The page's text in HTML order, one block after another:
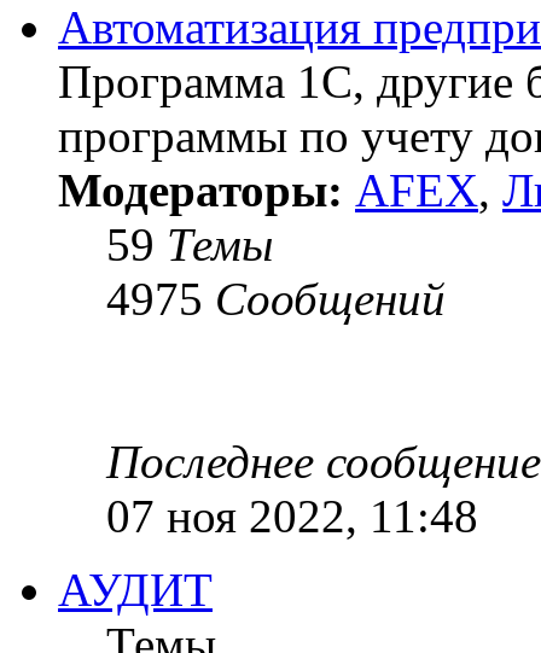
Автоматизация
Программа 1С, другие
программы по учету
Модераторы: AFEX,
59 Темы
4975 Сообщений
Последнее сообщение
07 ноя 2022, 11:48
АУДИТ